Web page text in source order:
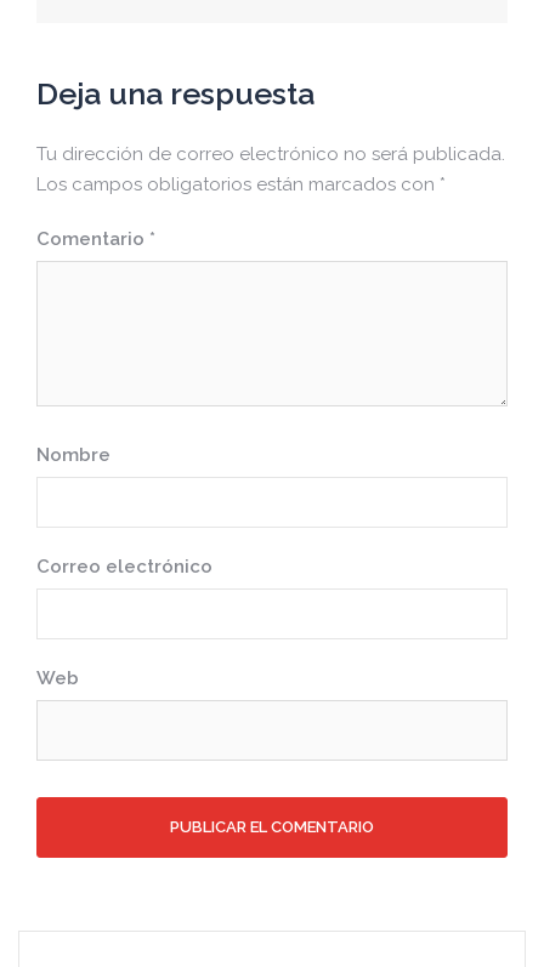
Deja una respuesta
Tu dirección de correo electrónico no será publicada.
Los campos obligatorios están marcados con *
Comentario *
Nombre
Correo electrónico
Web